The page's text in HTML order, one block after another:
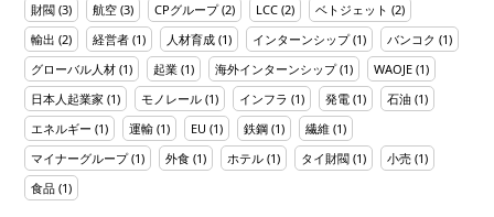
財閥 (3) 航空 (3) CPグループ(2) LCC (2) ベトジェット (2)
輸出 (2) 経営者 (1) 人材育成 (1) インターンシップ(1) バンコク (1)
グローバル人材 (1) 起業 (1) 海外インターンシップ(1) WAOJE (1)
日本人起業家 (1) モノレール (1) インフラ (1) 発電 (1) 石油 (1)
エネルギー (1) 運輸 (1) EU (1) 鉄鋼 (1) 繊維 (1)
マイナーグループ(1) 外食 (1) ホテル (1) タイ財閥 (1) 小売 (1)
食品 (1)